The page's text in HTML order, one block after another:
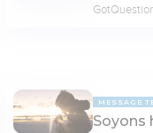
MESSAGE
Soyons